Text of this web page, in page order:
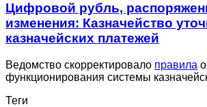
Цифровой рубль,
изменения: Казначейство
казначейских платежей
Ведомство скорректировало правила
функционирования системы
Теги